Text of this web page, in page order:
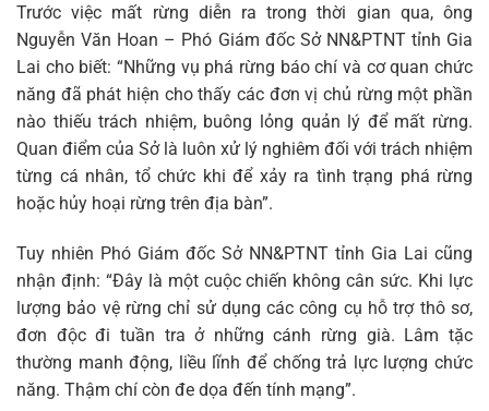
Trước việc mất rừng diễn ra trong thời gian qua, ông
Nguyễn Văn Hoan – Phó Giám đốc Sở NN&PTNT tỉnh Gia
Lai cho biết: “Những vụ phá rừng báo chí và cơ quan chức
năng đã phát hiện cho thấy các đơn vị chủ rừng một phần
nào thiếu trách nhiệm, buông lỏng quản lý để mất rừng.
Quan điểm của Sở là luôn xử lý nghiêm đối với trách nhiệm
từng cá nhân, tổ chức khi để xảy ra tình trạng phá rừng
hoặc hủy hoại rừng trên địa bàn”.
Tuy nhiên Phó Giám đốc Sở NN&PTNT tỉnh Gia Lai cũng
nhận định: “Đây là một cuộc chiến không cân sức. Khi lực
lượng bảo vệ rừng chỉ sử dụng các công cụ hỗ trợ thô sơ,
đơn độc đi tuần tra ở những cánh rừng già. Lâm tặc
thường manh động, liều lĩnh để chống trả lực lượng chức
năng. Thậm chí còn đe dọa đến tính mạng”.